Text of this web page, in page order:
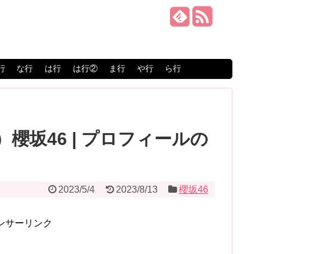
な行 は行 は行② ま行 や行 ら行
櫻坂46 | プロフィールの
2023/5/4 2023/8/13 櫻坂46
サーリンク